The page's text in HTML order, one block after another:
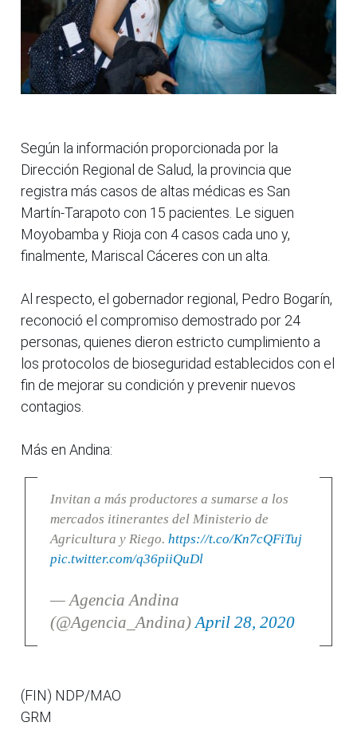
Según la información proporcionada por la
Dirección Regional de Salud, la provincia que
registra más casos de altas médicas es San
Martín-Tarapoto con 15 pacientes. Le siguen
Moyobamba y Rioja con 4 casos cada uno y,
finalmente, Mariscal Cáceres con un alta.
Al respecto, el gobernador regional, Pedro Bogarín,
reconoció el compromiso demostrado por 24
personas, quienes dieron estricto cumplimiento a
los protocolos de bioseguridad establecidos con el
fin de mejorar su condición y prevenir nuevos
contagios.
Más en Andina:
Invitan a más productores a sumarse a los
mercados itinerantes del Ministerio de
Agricultura y Riego. https://t.co/Kn7cQFiTuj
pic.twitter.com/q36piiQuDl
— Agencia Andina
(@Agencia_Andina)April 28, 2020
(FIN) NDP/MAO
GRM